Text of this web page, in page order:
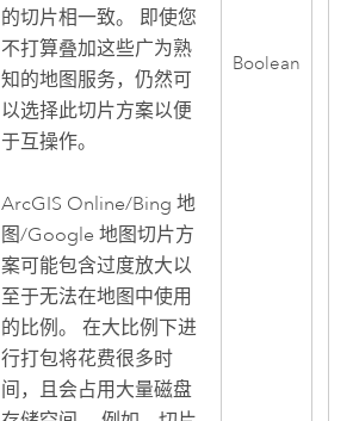
的切片相一致。 即使您
不打算叠加这些广为熟
知的地图服务，仍然可
以选择此切片方案以便
于互操作。
ArcGIS Online/Bing 地
图/Google 地图切片方
案可能包含过度放大以
至于无法在地图中使用
的比例。 在大比例下进
行打包将花费很多时
间，且会占用大量磁盘
Boolean